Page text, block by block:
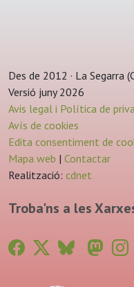
Des de 2012 · La Segarra
Versió juny 2026
Avis legal i Política de
Avís de cookies
Edita consentiment de
Mapa web | Contactar
Realització: cdnet
Troba'ns a les